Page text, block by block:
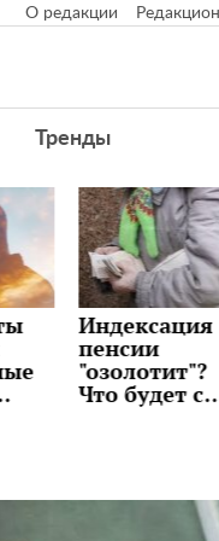
О редакции
Тренды
Запеченный
блин с
и ягодами:
десерт без
возни и